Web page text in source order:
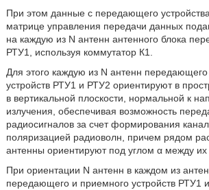
При этом данные с передающего
матрице управления передачи данных
на каждую из N антенн антенного блока
РТУ1, используя коммутатор К1.
Для этого каждую из N антенн
устройств РТУ1 и РТУ2 ориентируют в
в вертикальной плоскости, нормальной к
излучения, обеспечивая возможность
радиосигналов за счет формирования
поляризацией радиоволн, причем рядом
антенны ориентируют под углом α между
При ориентации N антенн в каждом из
передающего и приемного устройств РТУ1